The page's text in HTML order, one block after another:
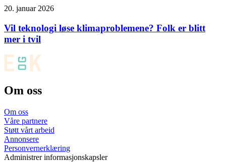
20. januar 2026
Vil teknologi løse klimaproblemene? Folk er blitt
mer i tvil
Om oss
Om oss
Våre partnere
Støtt vårt arbeid
Annonsere
Personvernerklæring
Administrer informasjonskapsler